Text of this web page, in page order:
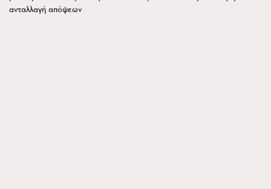
ανταλλαγή απόψεων